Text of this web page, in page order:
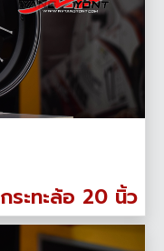
กระทะล้อ 20 นิ้ว